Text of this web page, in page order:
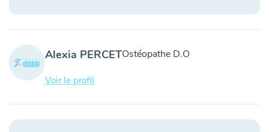
Alexia PERCETOstéopathe D.O
Voir le profil